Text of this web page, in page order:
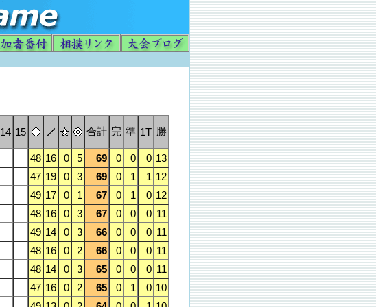
14 15 合計 完 準 1T 勝
48 16 0 5 69 0 0 0 13
47 19 0 3 69 0 1 1 12
49 17 0 1 67 0 1 0 12
48 16 0 3 67 0 0 0 11
49 14 0 3 66 0 0 0 11
48 16 0 2 66 0 0 0 11
48 14 0 3 65 0 0 0 11
47 16 0 2 65 0 1 0 10